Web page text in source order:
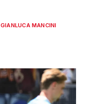
GIANLUCA MANCINI